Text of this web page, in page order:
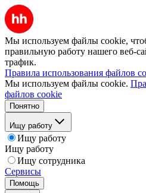
Мы используем файлы cookie,
правильную работу нашего веб-
трафик.
Правила использования файлов
Мы используем файлы cookie.
файлов cookie
Понятно
Ищу работу
Ищу работу
Ищу работу
Ищу сотрудника
Сервисы
Помощь